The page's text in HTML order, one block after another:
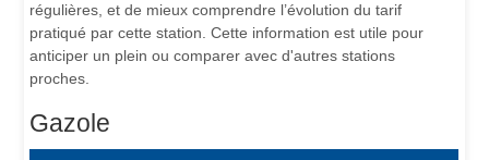
régulières, et de mieux comprendre l’évolution du tarif
pratiqué par cette station. Cette information est utile pour
anticiper un plein ou comparer avec d'autres stations
proches.
Gazole